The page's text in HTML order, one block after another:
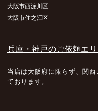
大阪市西淀川区
大阪市住之江区
兵庫・神戸のご依頼エ
当店は大阪府に限らず、関
ております。